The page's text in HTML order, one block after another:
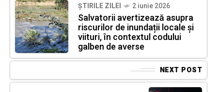
ȘTIRILE ZILEI 2 iunie 2026
Salvatorii avertizează asupra
riscurilor de inundații locale și
viituri, în contextul codului
galben de averse
NEXT POST